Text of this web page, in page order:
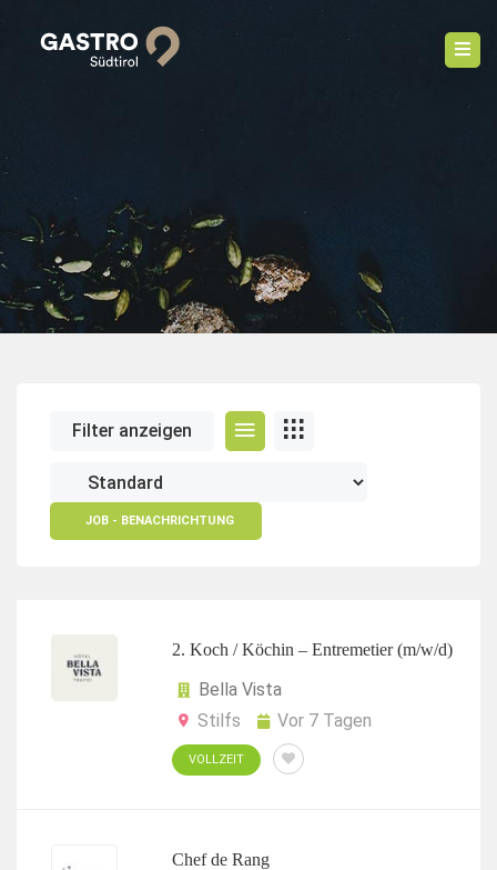
Filter anzeigen
JOB - BENACHRICHTUNG
2. Koch / Köchin – Entremetier (m/w/d)
Bella Vista
Stilfs
Vor 7 Tagen
VOLLZEIT
Chef de Rang